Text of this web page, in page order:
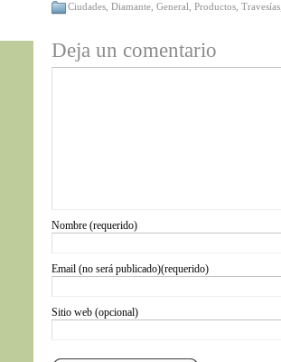
Ciudades Diamante General Productos Travesías
Deja un comentario
Nombre (requerido)
Email (no será publicado)(requerido)
Sitio web (opcional)